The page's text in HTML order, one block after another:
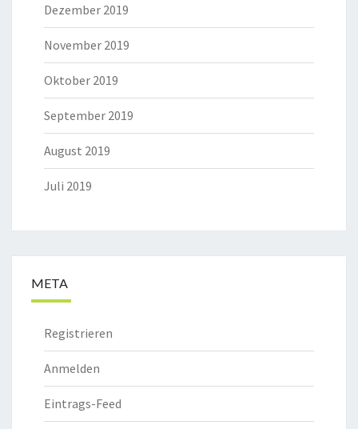
Dezember 2019
November 2019
Oktober 2019
September 2019
August 2019
Juli 2019
META
Registrieren
Anmelden
Eintrags-Feed